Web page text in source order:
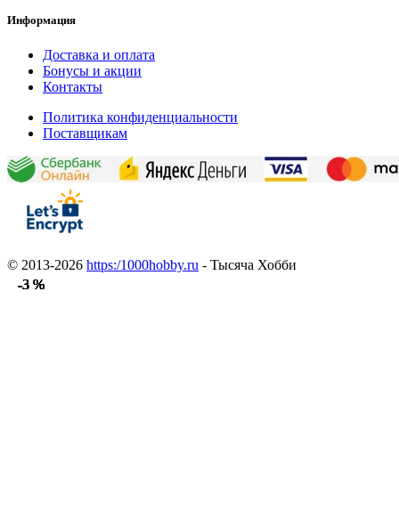
-3 %
-3 %
-3 %
-3 %
-3 %
-3 %
-3 %
-3 %
-3 %
-3 %
-3 %
-3 %
Информация
Доставка и оплата
Бонусы и акции
Контакты
Политика конфиденциальности
Поставщикам
© 2013-2026 https:/1000hobby.ru - Тысяча Хобби